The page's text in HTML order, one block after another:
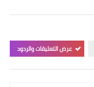
عرض التعليقات والردود